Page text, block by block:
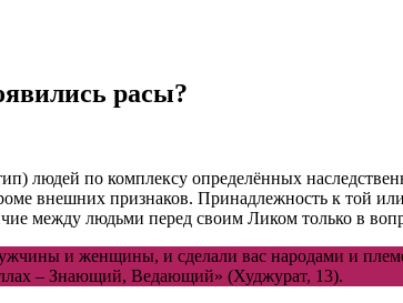
расы?
людей по комплексу определённых
внешних признаков. Принадлежность к той
между людьми перед своим Ликом только в
и женщины, и сделали вас народами и
– Знающий, Ведающий» (Худжурат, 13).